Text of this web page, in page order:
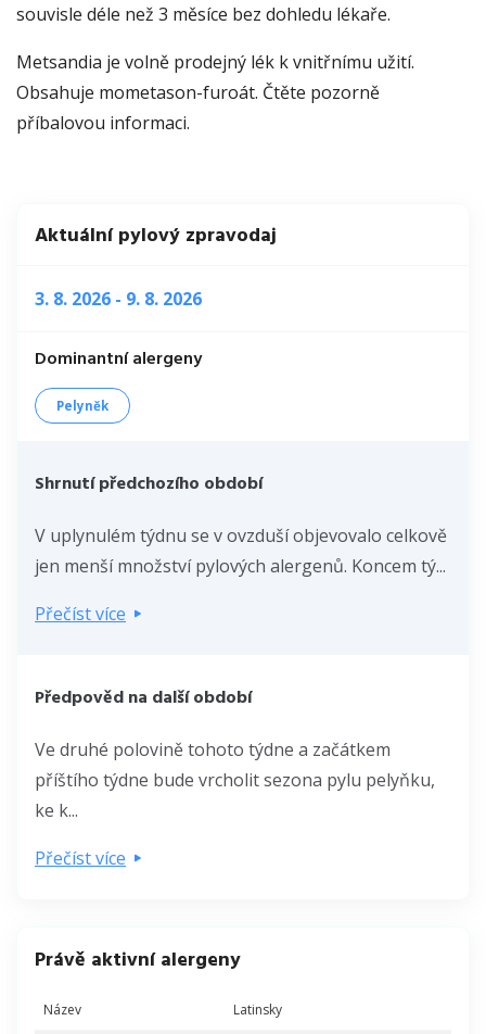
souvisle déle než 3 měsíce bez dohledu lékaře.
Metsandia je volně prodejný lék k vnitřnímu užití.
Obsahuje mometason-furoát. Čtěte pozorně
příbalovou informaci.
Aktuální pylový zpravodaj
3. 8. 2026 - 9. 8. 2026
Dominantní alergeny
Pelyněk
Shrnutí předchozího období
V uplynulém týdnu se v ovzduší objevovalo celkově
jen menší množství pylových alergenů. Koncem tý...
Přečíst více
Předpověd na další období
Ve druhé polovině tohoto týdne a začátkem
příštího týdne bude vrcholit sezona pylu pelyňku,
ke k...
Přečíst více
Právě aktivní alergeny
Název Latinsky